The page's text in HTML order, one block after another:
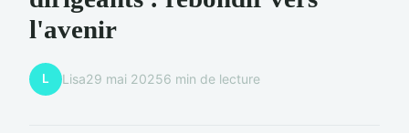
l'avenir
L Lisa29 mai 20256 min de lecture